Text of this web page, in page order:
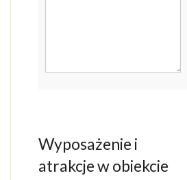
Wyposażenie i
atrakcje w obiekcie